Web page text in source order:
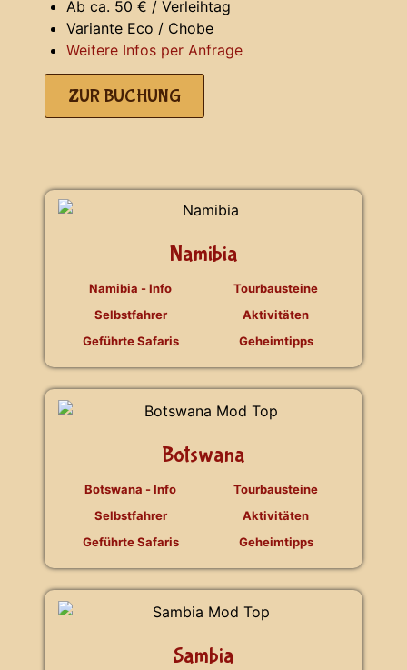
Ab ca. 50 € / Verleihtag
Variante Eco / Chobe
Weitere Infos per Anfrage
ZUR BUCHUNG
Namibia
Namibia - Info
Selbstfahrer
Geführte Safaris
Tourbausteine
Aktivitäten
Geheimtipps
Botswana
Botswana - Info
Selbstfahrer
Geführte Safaris
Tourbausteine
Aktivitäten
Geheimtipps
Sambia